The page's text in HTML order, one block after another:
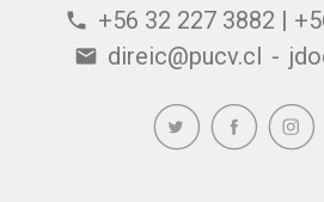
phone +56 32 227 3882 |
email direic@pucv.cl -